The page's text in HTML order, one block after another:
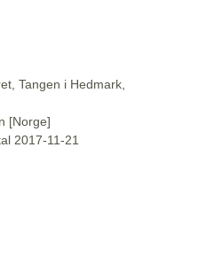
Tangen i Hedmark,
[Norge]
2017-11-21